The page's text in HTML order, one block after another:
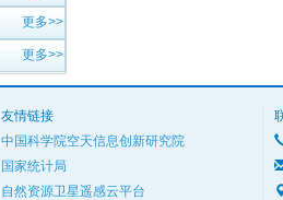
更多>>
更多>>
友情链接
中国科学院空天信息创新研究院
国家统计局
自然资源卫星遥感云平台